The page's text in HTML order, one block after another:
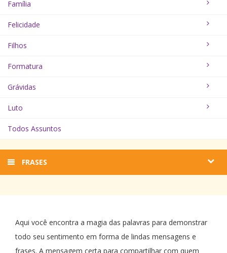
Família
Felicidade
Filhos
Formatura
Grávidas
Luto
Todos Assuntos
FRASES
Aqui você encontra a magia das palavras para demonstrar
todo seu sentimento em forma de lindas mensagens e
frases. A mensagem certa para compartilhar com quem